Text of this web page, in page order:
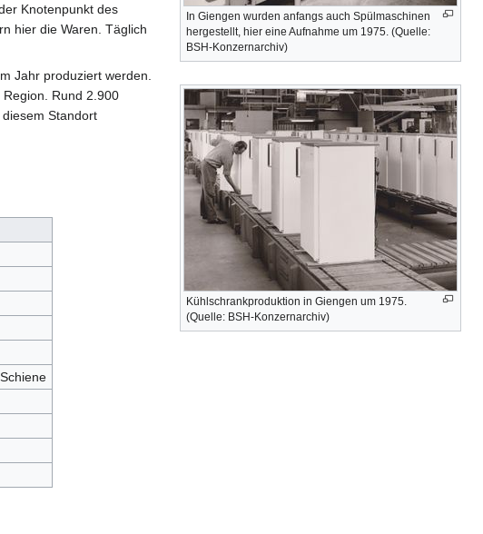
In Giengen wurden anfangs auch Spülmaschinen
hergestellt, hier eine Aufnahme um 1975. (Quelle:
BSH-Konzernarchiv)
Kühlschrankproduktion in Giengen um 1975.
(Quelle: BSH-Konzernarchiv)
Knotenpunkt des
hier die Waren. Täglich
Jahr produziert werden.
Rund 2.900
Standort